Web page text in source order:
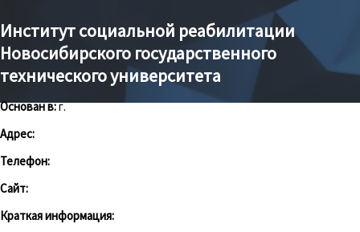
Институт социальной реабилитации
Новосибирского государственного
технического университета
Основан в:г.
Адрес:
Телефон:
Сайт:
Краткая информация: